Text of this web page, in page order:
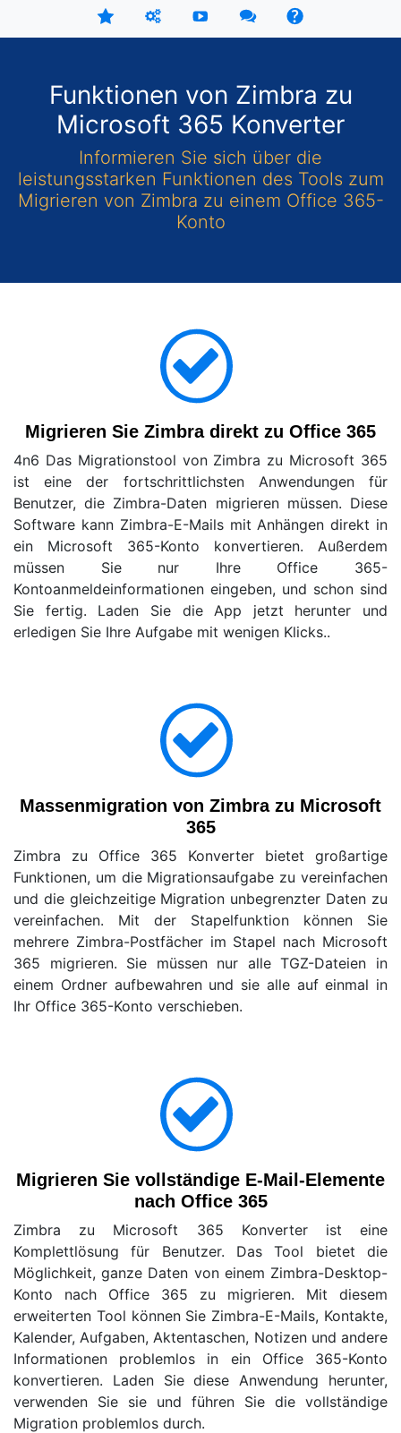
Funktionen von Zimbra zu
Microsoft 365 Konverter
Informieren Sie sich über die
leistungsstarken Funktionen des Tools zum
Migrieren von Zimbra zu einem Office 365-
Konto
Migrieren Sie Zimbra direkt zu Office 365
4n6 Das Migrationstool von Zimbra zu Microsoft 365
ist eine der fortschrittlichsten Anwendungen für
Benutzer, die Zimbra-Daten migrieren müssen. Diese
Software kann Zimbra-E-Mails mit Anhängen direkt in
ein Microsoft 365-Konto konvertieren. Außerdem
müssen Sie nur Ihre Office 365-
Kontoanmeldeinformationen eingeben, und schon sind
Sie fertig. Laden Sie die App jetzt herunter und
erledigen Sie Ihre Aufgabe mit wenigen Klicks..
Massenmigration von Zimbra zu Microsoft
365
Zimbra zu Office 365 Konverter bietet großartige
Funktionen, um die Migrationsaufgabe zu vereinfachen
und die gleichzeitige Migration unbegrenzter Daten zu
vereinfachen. Mit der Stapelfunktion können Sie
mehrere Zimbra-Postfächer im Stapel nach Microsoft
365 migrieren. Sie müssen nur alle TGZ-Dateien in
einem Ordner aufbewahren und sie alle auf einmal in
Ihr Office 365-Konto verschieben.
Migrieren Sie vollständige E-Mail-Elemente
nach Office 365
Zimbra zu Microsoft 365 Konverter ist eine
Komplettlösung für Benutzer. Das Tool bietet die
Möglichkeit, ganze Daten von einem Zimbra-Desktop-
Konto nach Office 365 zu migrieren. Mit diesem
erweiterten Tool können Sie Zimbra-E-Mails, Kontakte,
Kalender, Aufgaben, Aktentaschen, Notizen und andere
Informationen problemlos in ein Office 365-Konto
konvertieren. Laden Sie diese Anwendung herunter,
verwenden Sie sie und führen Sie die vollständige
Migration problemlos durch.